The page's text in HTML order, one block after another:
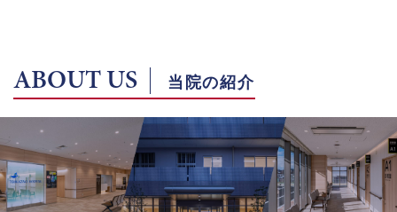
ABOUT US 当院の紹介